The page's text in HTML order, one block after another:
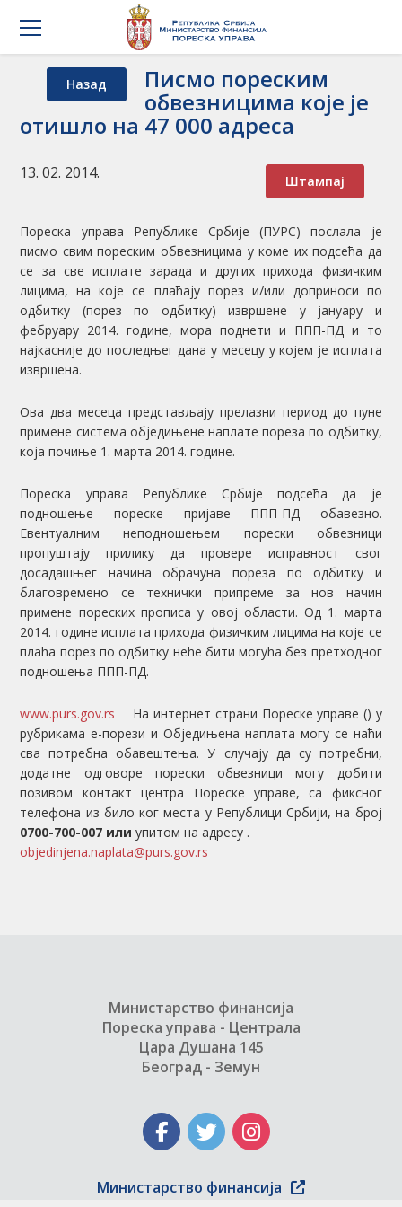
Назад Писмо пореским
обвезницима које је
отишло на 47 000 адреса
Штампај
13. 02. 2014.
Пореска управа Републике Србије (ПУРС) послала је
писмо свим пореским обвезницима у коме их подсећа да
се за све исплате зарада и других прихода физичким
лицима, на које се плаћају порез и/или доприноси по
одбитку (порез по одбитку) извршене у јануару и
фебруару 2014. године, мора поднети и ППП-ПД и то
најкасније до последњег дана у месецу у којем је исплата
извршена.
Ова два месеца представљају прелазни период до пуне
примене система обједињене наплате пореза по одбитку,
која почиње 1. марта 2014. године.
Пореска управа Републике Србије подсећа да је
подношење пореске пријаве ППП-ПД обавезно.
Евентуалним неподношењем порески обвезници
пропуштају прилику да провере исправност свог
досадашњег начина обрачуна пореза по одбитку и
благовремено се технички припреме за нов начин
примене пореских прописа у овој области. Од 1. марта
2014. године исплата прихода физичким лицима на које се
плаћа порез по одбитку неће бити могућа без претходног
подношења ППП-ПД.
На интернет страни Пореске управе (
www.purs.gov.rs
) у
рубрикама е-порези и Обједињена наплата могу се наћи
сва потребна обавештења. У случају да су потребни,
додатне одговоре порески обвезници могу добити
позивом контакт центра Пореске управе, са фиксног
телефона из било ког места у Републици Србији, на број
0700-700-007 илиупитом на адресу
objedinjena.naplata@purs.gov.rs
.
Министарство финансија
Пореска управа - Централа
Цара Душана 145
Београд - Земун
Министарство финансија